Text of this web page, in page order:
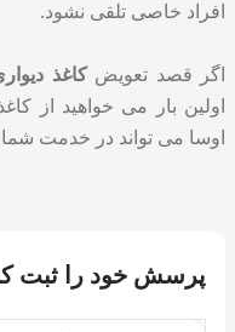
افراد خاصی تلقی نشود.
اگر قصد تعویضکاغذ
اولین بار می خواهید از
اوسا می تواند در خدمت شما
پرسش خود را ثبت